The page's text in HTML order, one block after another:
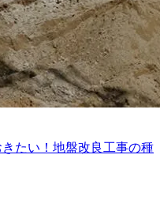
たい！地盤改良工事の種